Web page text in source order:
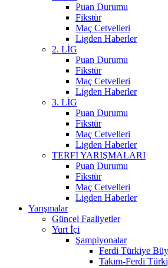
Puan Durumu
Fikstür
Maç Cetvelleri
Ligden Haberler
2. LİG
Puan Durumu
Fikstür
Maç Cetvelleri
Ligden Haberler
3. LİG
Puan Durumu
Fikstür
Maç Cetvelleri
Ligden Haberler
TERFİ YARIŞMALARI
Puan Durumu
Fikstür
Maç Cetvelleri
Ligden Haberler
Yarışmalar
Güncel Faaliyetler
Yurt İçi
Şampiyonalar
Ferdi Türkiye
Takım-Ferdi